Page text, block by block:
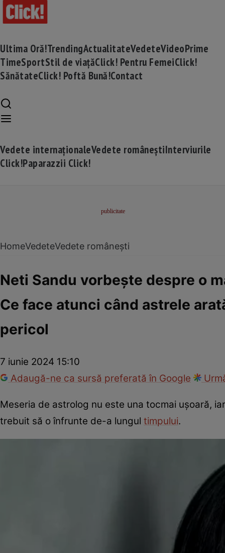
Ultima Oră!TrendingActualitateVedeteVideoPrime
TimeSportStil de viațăClick! Pentru FemeiClick!
SănătateClick! Poftă Bună!Contact
Vedete internaționaleVedete româneștiInterviurile
Click!Paparazzii Click!
HomeVedeteVedete românești
Neti Sandu vorbește despre o
Ce face atunci când astrele
pericol
7 iunie 2024 15:10
Adaugă-ne ca sursă preferată în Google
Meseria de astrolog nu este una tocmai ușoară,
trebuit să o înfrunte de-a lungul timpului.